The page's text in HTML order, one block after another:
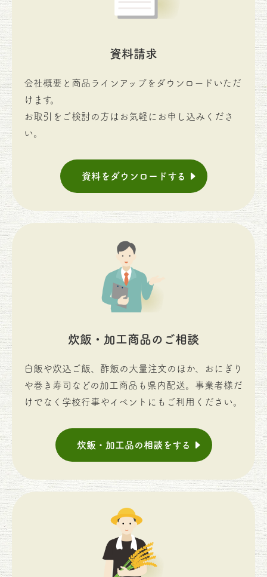
資料請求
会社概要と商品ラインアップをダウンロードいただ
けます。
お取引をご検討の方はお気軽にお申し込みくださ
い。
資料をダウンロードする
炊飯・加工商品のご相談
白飯や炊込ご飯、酢飯の大量注文のほか、おにぎり
や巻き寿司などの加工商品も県内配送。事業者様だ
けでなく学校行事やイベントにもご利用ください。
炊飯・加工品の相談をする